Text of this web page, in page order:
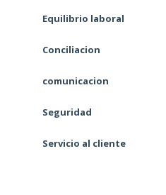
Equilibrio laboral
Conciliacion
comunicacion
Seguridad
Servicio al cliente